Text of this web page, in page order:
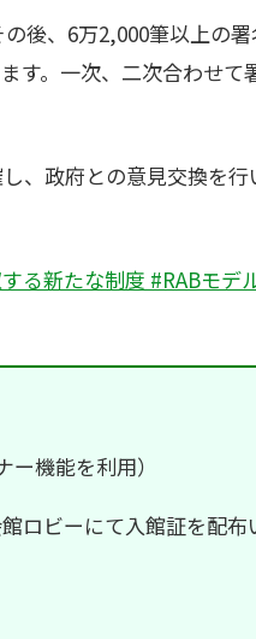
後、6万2,000筆以上の
す。一次、二次合わせて
、政府との意見交換を行
る新たな制度 #RABモデ
機能を利用）
ロビーにて入館証を配布